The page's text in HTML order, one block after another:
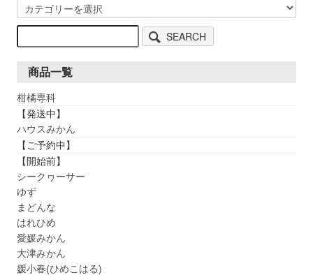
SEARCH
商品一覧
柑橘専科
【発送中】
ハウスみかん
【ご予約中】
【開始前】
シークヮーサー
ゆず
まどんな
はれひめ
愛媛みかん
大津みかん
媛小春(ひめこはる)